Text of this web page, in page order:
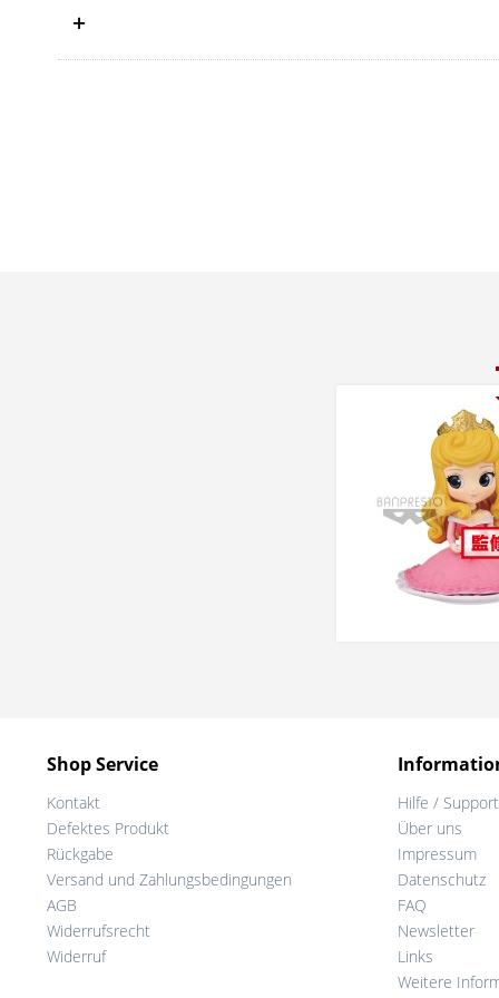
Shop Service
Kontakt
Defektes Produkt
Rückgabe
Versand und Zahlungsbedingungen
AGB
Widerrufsrecht
Widerruf
Hilfe / Support
Über uns
Impressum
Datenschutz
FAQ
Newsletter
Links
Weitere